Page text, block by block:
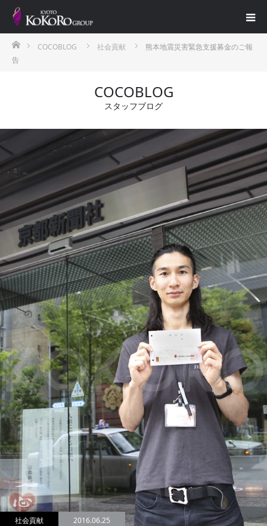
ホームCOCOBLOG 社会貢献
熊本地震災害緊急支援募金のご報
告
COCOBLOG
スタッフブログ
社会貢献 2016.06.25